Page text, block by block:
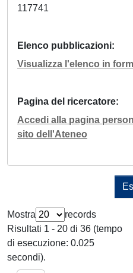
117741
Elenco pubblicazioni
Visualizza l'elenco in
Pagina del ricercatore
Accedi alla pagina
sito dell'Ateneo
Mostra
records
Risultati 1 - 20 di 36 (tempo
di esecuzione: 0.025
secondi).